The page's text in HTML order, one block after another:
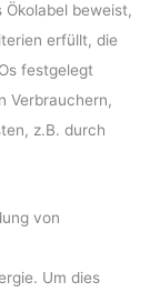
beweist,
erfüllt, die
festgelegt
Verbrauchern,
z.B. durch
von
Um dies